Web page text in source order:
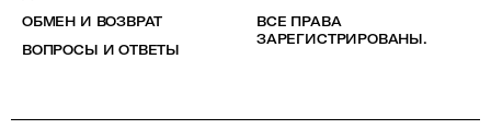
ОБМЕН И ВОЗВРАТ
ВОПРОСЫ И ОТВЕТЫ
ВСЕ ПРАВА
ЗАРЕГИСТРИРОВАНЫ.